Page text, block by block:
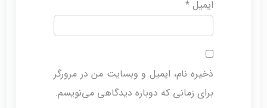
ایمیل *
ذخیره نام، ایمیل و وبسایت من در مرورگر
برای زمانی که دوباره دیدگاهی می‌نویسم.